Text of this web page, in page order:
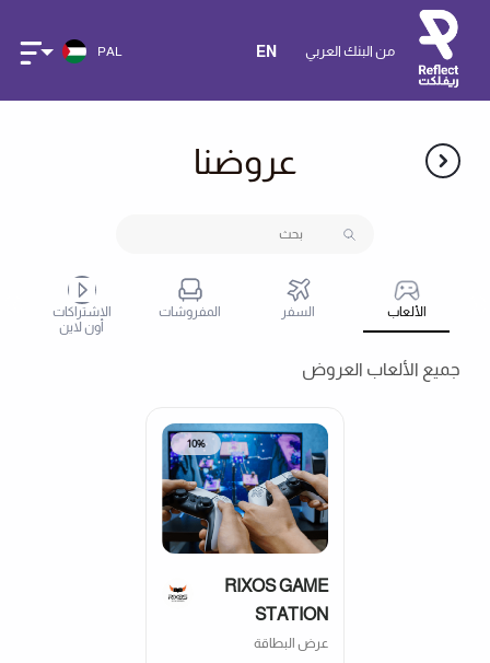
من البنك العربي EN
PAL
عروضنا
الألعاب السفر المفروشات
الاشتراكات
أون لاين
جميع الألعاب العروض
10%
RIXOS GAME
STATION
عرض البطاقة